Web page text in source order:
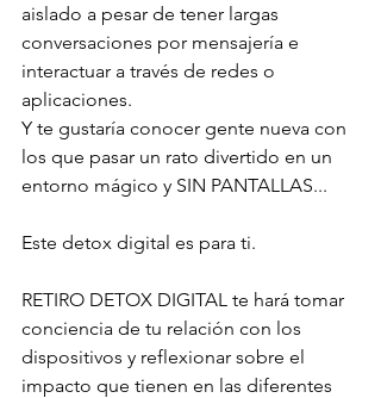
aislado a pesar de tener largas
conversaciones por mensajería e
interactuar a través de redes o
aplicaciones.
Y te gustaría conocer gente nueva con
los que pasar un rato divertido en un
entorno mágico y SIN PANTALLAS...
Este detox digital es para ti.
RETIRO DETOX DIGITAL te hará tomar
conciencia de tu relación con los
dispositivos y reflexionar sobre el
impacto que tienen en las diferentes